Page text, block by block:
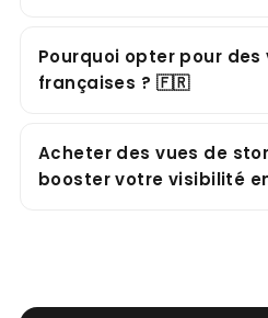
Pourquoi opter pour des
françaises ? 🇫🇷
Acheter des vues de
booster votre visibilité